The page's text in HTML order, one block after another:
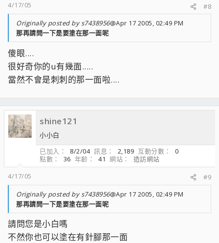
4/17/05
#8
Originally posted by s7438956@Apr 17 2005, 02:49 PM
那再請問一下是要塗在那一面呢
傻眼....
很好奇你的u有幾面.....
當然不會是刺刺的那一面啦....
shine121
小小白
已加入
8/2/04 訊息 2,189 互動分數
0
點數
36 年齡 41 網站
造訪網站
4/17/05
#9
Originally posted by s7438956@Apr 17 2005, 02:49 PM
那再請問一下是要塗在那一面呢
請問您是小白嗎
不然你也可以塗在有針腳那一面